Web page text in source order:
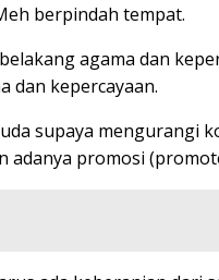
berpindah tempat.
agama dan
dan kepercayaan.
supaya mengurangi
adanya promosi